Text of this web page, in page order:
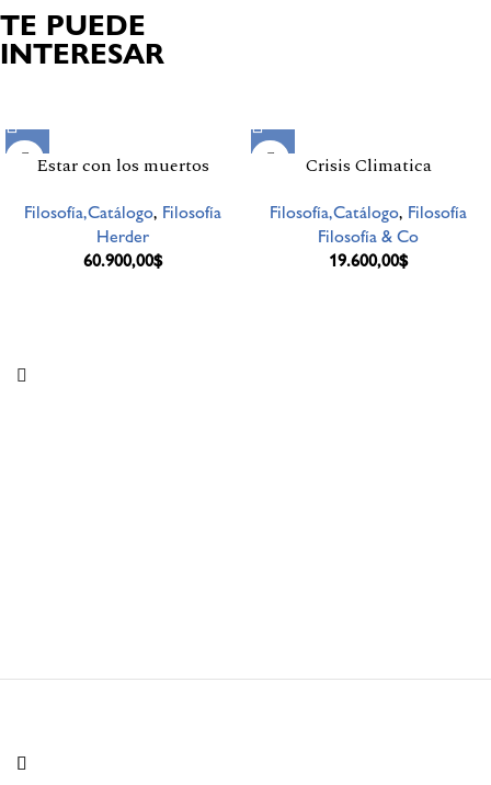
TE PUEDE
INTERESAR
Estar con los muertos
Filosofía,Catálogo, Filosofía
Herder
60.900,00$
Crisis Climatica
Filosofía,Catálogo, Filosofía
Filosofía & Co
19.600,00$